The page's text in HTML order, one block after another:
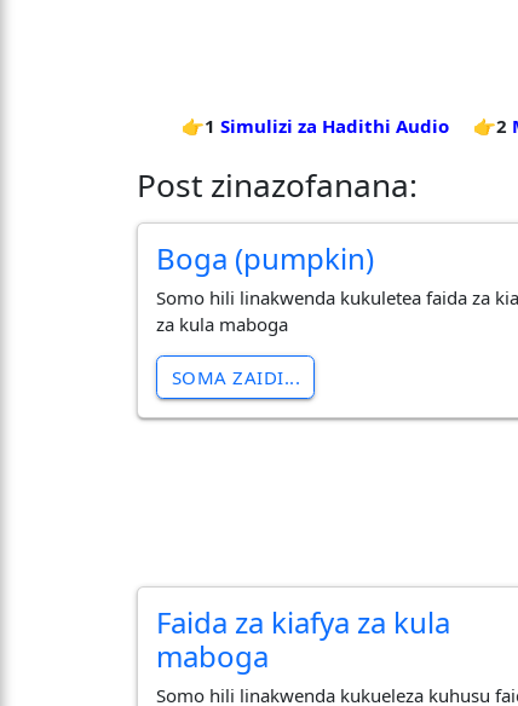
👉1 Simulizi za Hadithi Audio 👉2
Post zinazofanana:
Boga (pumpkin)
Somo hili linakwenda kukuletea faida za
za kula maboga
SOMA ZAIDI...
Faida za kiafya za kula
maboga
Somo hili linakwenda kukueleza kuhusu